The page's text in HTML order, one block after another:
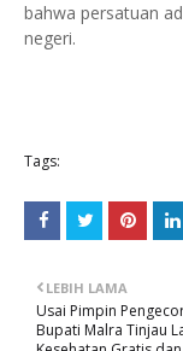
bahwa persatuan
negeri.
Tags:
LEBIH LAMA
Usai Pimpin
Bupati Malra Tinjau